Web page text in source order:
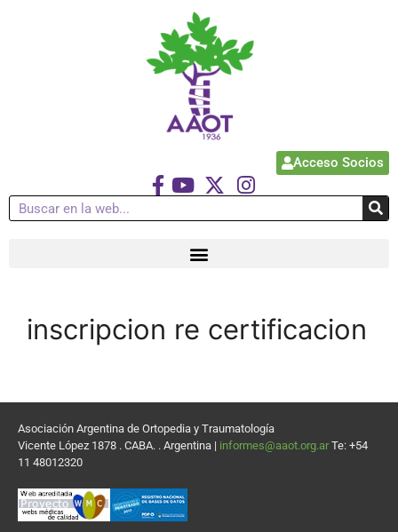
Acceso Socios
inscripcion re certificacion
Asociación Argentina de Ortopedia y Traumatología
Vicente López 1878 . CABA. . Argentina | informes@aaot.org.ar Te: +54
11 48012320